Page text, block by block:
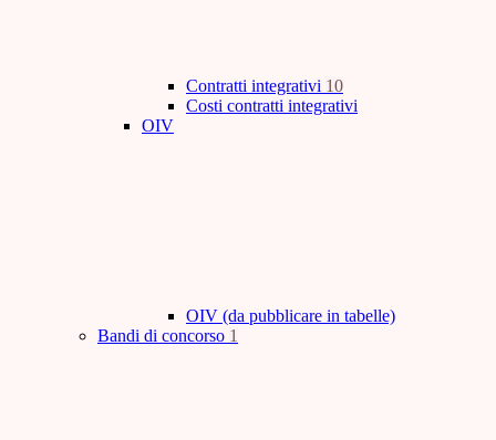
Contratti integrativi 10
Costi contratti integrativi
OIV
OIV (da pubblicare in tabelle)
Bandi di concorso 1